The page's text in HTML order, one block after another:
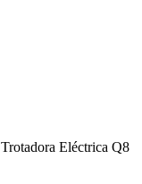
Trotadora Eléctrica Q8